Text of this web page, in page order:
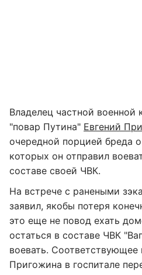
Владелец частной военной
"повар Путина" Евгений
очередной порцией бреда
которых он отправил
составе своей ЧВК.
На встрече с ранеными
заявил, якобы потеря
это еще не повод ехать
остаться в составе ЧВК
воевать.
Пригожина в госпитале